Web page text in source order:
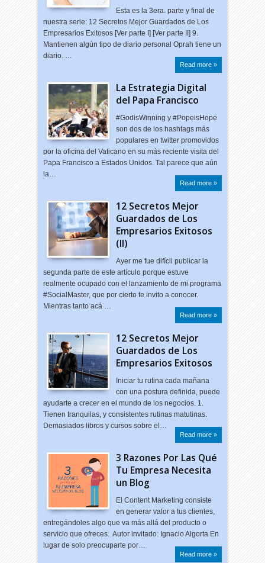
Esta es la 3era. parte y final de
nuestra serie: 12 Secretos Mejor Guardados de Los
Empresarios Exitosos [Ver parte I] [Ver parte II] 9.
Mantienen algún tipo de diario personal Oprah tiene un
diario. …
Read more »
La Estrategia Digital
del Papa Francisco
#GodisWinning y #PopeisHope
son dos de los hashtags más
populares en twitter promovidos
por la oficina del Vaticano en su más reciente visita del
Papa Francisco a Estados Unidos. Tal parece que aún
la…
Read more »
12 Secretos Mejor
Guardados de Los
Empresarios Exitosos
(II)
Ayer me fue difícil publicar la
segunda parte de este artículo porque estuve
realmente ocupado con el lanzamiento de mi programa
#SocialMaster, que por cierto te invito a conocer.
Mientras tanto acá …
Read more »
12 Secretos Mejor
Guardados de Los
Empresarios Exitosos
Iniciar tu rutina cada mañana
con una postura definida, puede
ayudarte a crecer en el mundo de los negocios. 1.
Tienen tranquilas, y consistentes rutinas matutinas.
Demasiados libros y cursos sobre el…
Read more »
3 Razones Por Las Qué
Tu Empresa Necesita
un Blog
El Content Marketing consiste
en generar valor a tus clientes,
entregándoles algo que va más allá del producto o
servicio que ofreces. Autor invitado: Ignacio Algorta En
lugar de solo preocuparte por…
Read more »